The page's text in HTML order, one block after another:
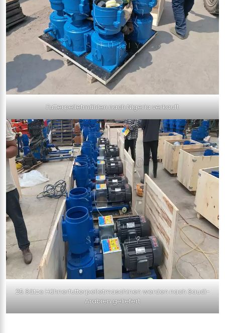
Futterpelletmühlen nach Nigeria verkauft
25 Sätze Hühnerfutterpelletmaschinen werden nach Saudi-
Arabien geliefert